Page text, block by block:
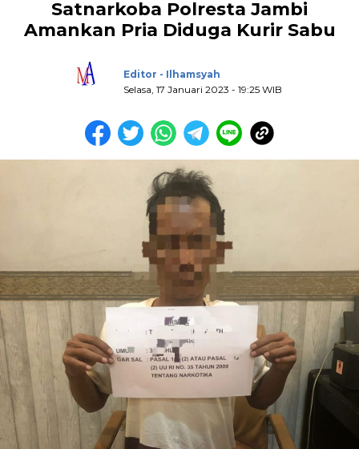
Satnarkoba Polresta Jambi
Amankan Pria Diduga Kurir Sabu
Editor - Ilhamsyah
Selasa, 17 Januari 2023 - 19:25 WIB